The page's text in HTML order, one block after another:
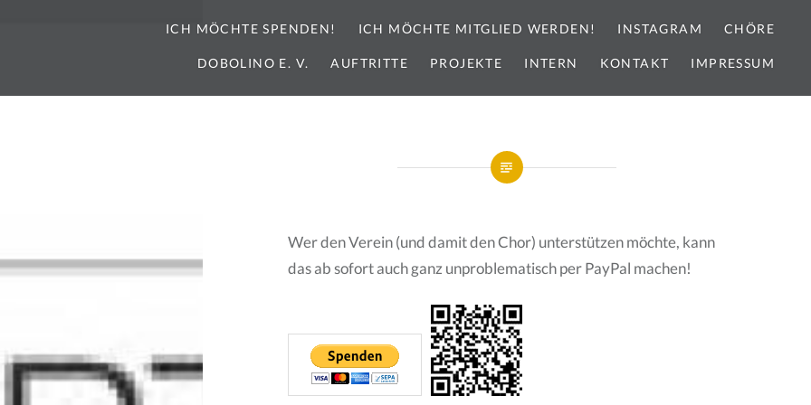
ICH MÖCHTE SPENDEN! ICH MÖCHTE MITGLIED WERDEN! INSTAGRAM CHÖRE
DOBOLINO E. V. AUFTRITTE PROJEKTE INTERN KONTAKT IMPRESSUM
Wer den Verein (und damit den Chor) unterstützen möchte, kann
das ab sofort auch ganz unproblematisch per PayPal machen!